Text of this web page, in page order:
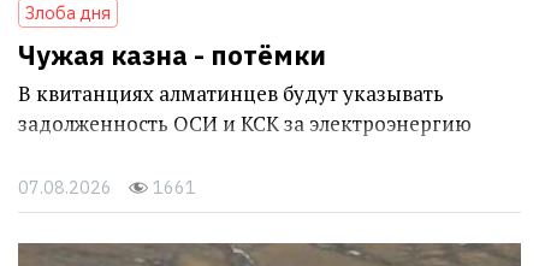
Злоба дня
Чужая казна - потёмки
В квитанциях алматинцев будут указывать
задолженность ОСИ и КСК за электроэнергию
07.08.2026 1661